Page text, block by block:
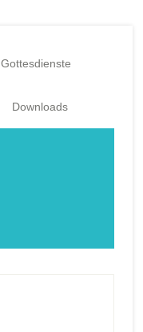
Gottesdienste
Downloads